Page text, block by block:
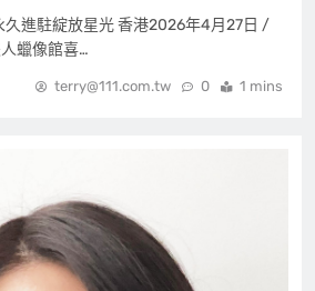
久進駐綻放星光 香港2026年4月27日 /
蠟像館喜…
terry@111.com.tw 0 1 mins